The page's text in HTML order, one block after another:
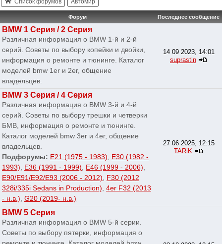
Список форумов Автомир
Форум Последнее сообщение
BMW 1 Серия / 2 Серия
Различная информация о BMW 1-й и 2-й
серий. Советы по выбору копейки и двойки,
информация о ремонте и тюнинге. Каталог
моделей bmw 1er и 2er, общение
владельцев.
14 09 2023, 14:01
suprastin
BMW 3 Серия / 4 Серия
Различная информация о BMW 3-й и 4-й
серий. Советы по выбору трешки и четверки
БМВ, информация о ремонте и тюнинге.
Каталог моделей bmw 3er и 4er, общение
владельцев.
Подфорумы: E21 (1975 - 1983), E30 (1982 -
1993), E36 (1991 - 1999), E46 (1999 - 2006),
E90/E91/E92/E93 (2006 - 2012), F30 (2012
328i/335i Sedans in Production), 4er F32 (2013
- н.в.), G20 (2019- н.в.)
27 06 2025, 12:15
TARiK
BMW 5 Серия
Различная информация о BMW 5-й серии.
Советы по выбору пятерки, информация о